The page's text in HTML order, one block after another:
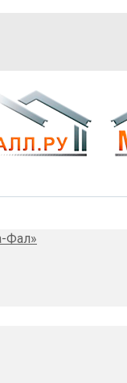
Фал»